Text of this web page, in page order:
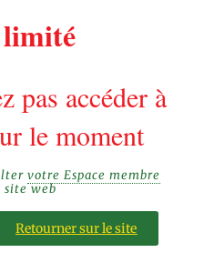
limité
pas accéder à
le moment
votre Espace membre
site web
Retourner sur le site